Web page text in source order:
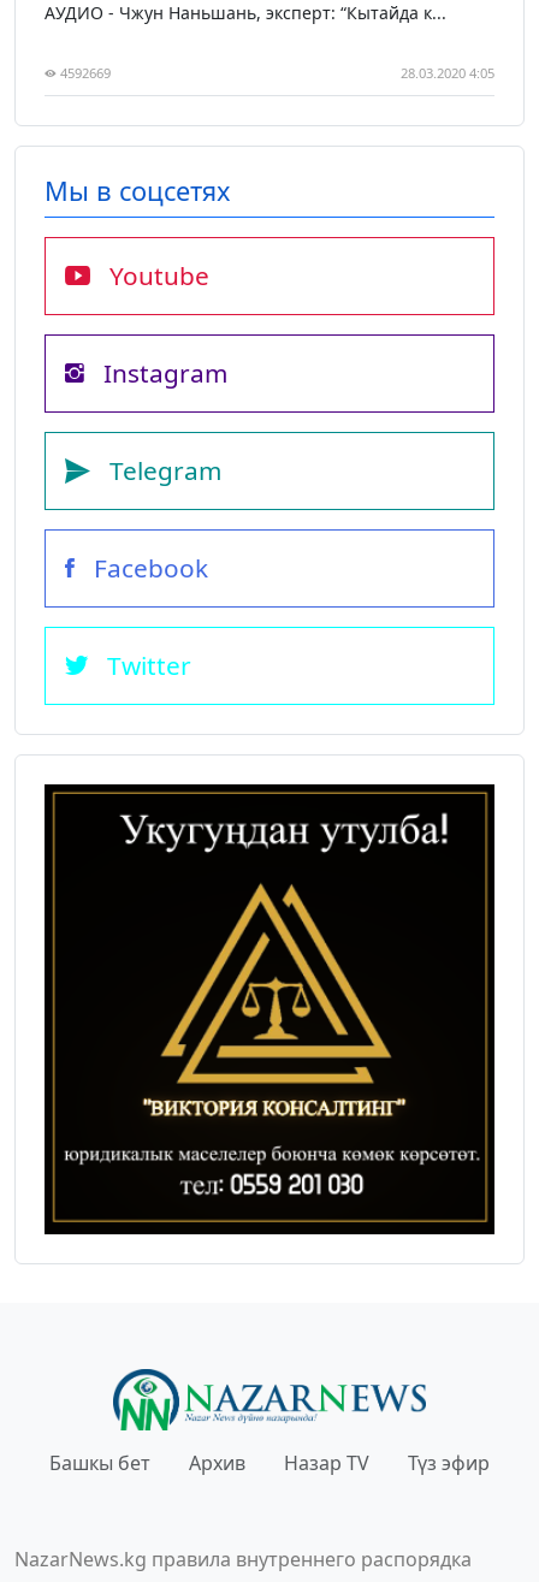
АУДИО - Чжун Наньшань, эксперт: “Кытайда к...
4592669 28.03.2020 4:05
Мы в соцсетях
Youtube
Instagram
Telegram
Facebook
Twitter
Башкы бет Архив Назар TV Түз эфир
NazarNews.kg правила внутреннего распорядка